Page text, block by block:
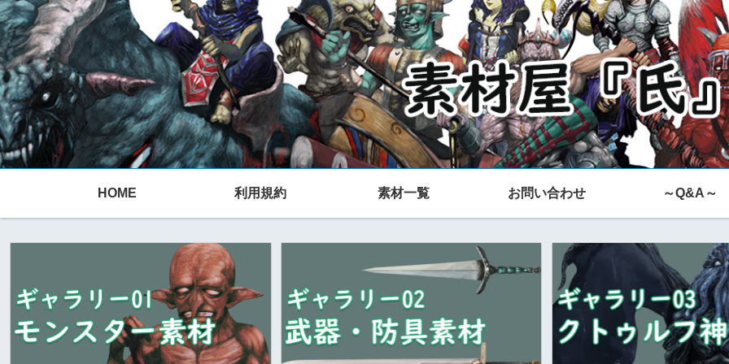
HOME 利用規約 素材一覧 お問い合わせ ～Q&A～